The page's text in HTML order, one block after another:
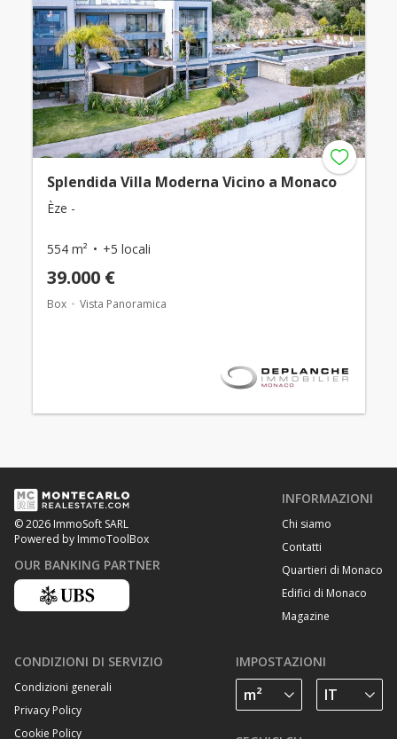
Splendida Villa Moderna Vicino a Monaco
Èze -
554 m² +5 locali
39.000 €
Box Vista Panoramica
© 2026 ImmoSoft SARL
Powered by ImmoToolBox
OUR BANKING PARTNER
INFORMAZIONI
Chi siamo
Contatti
Quartieri di Monaco
Edifici di Monaco
Magazine
CONDIZIONI DI SERVIZIO
Condizioni generali
Privacy Policy
Cookie Policy
IMPOSTAZIONI